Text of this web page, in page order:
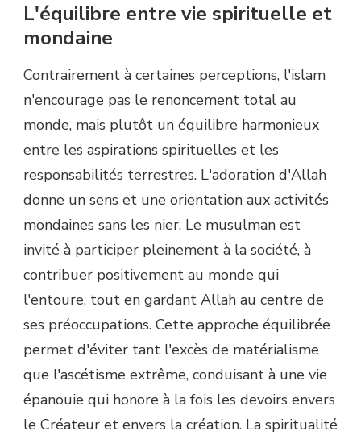
L'équilibre entre vie spirituelle et
mondaine
Contrairement à certaines perceptions, l'islam
n'encourage pas le renoncement total au
monde, mais plutôt un équilibre harmonieux
entre les aspirations spirituelles et les
responsabilités terrestres. L'adoration d'Allah
donne un sens et une orientation aux activités
mondaines sans les nier. Le musulman est
invité à participer pleinement à la société, à
contribuer positivement au monde qui
l'entoure, tout en gardant Allah au centre de
ses préoccupations. Cette approche équilibrée
permet d'éviter tant l'excès de matérialisme
que l'ascétisme extrême, conduisant à une vie
épanouie qui honore à la fois les devoirs envers
le Créateur et envers la création. La spiritualité